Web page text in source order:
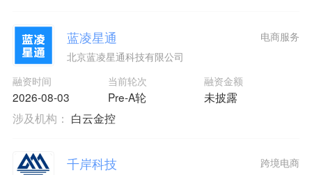
蓝凌星通
北京蓝凌星通科技有限公司
融资时间
2026-08-03
当前轮次
Pre-A轮
融资金额
未披露
电商服务
涉及机构： 白云金控
千岸科技 跨境电商